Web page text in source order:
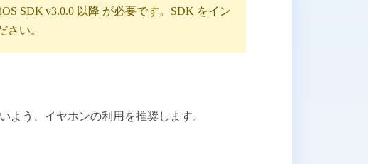
SDK v3.0.0 以降 が必要です。SDK をイン
さい。
よう、イヤホンの利用を推奨します。